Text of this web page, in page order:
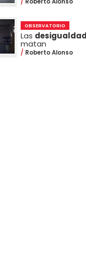
Roberto Alonso
OBSERVATORIO
Las
matan
Roberto Alonso